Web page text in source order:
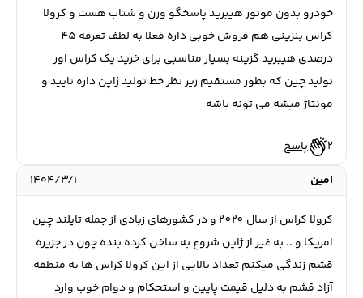
خودرو بدون موتور هيبريد پاسخگو وزن و شتاب هست و كرولا
كراس بنزيني هم فروش خوبي داره فعلا به لطف تعرفه ٤٥
درصدي هيبريد گزينه بسيار مناسبي براي خريد يك كراس اور
توليد چين كه بطور مستقيم زير نظر خط توليد ژاپن داره تاييد و
مونتاژ ميشه مي تونه باشه
2
پاسخ
امين
۱۴۰۴/۳/۱
كرولا كراس از سال ٢٠٢٠ و در كشورهاي زبادي از جمله تايلند چين
امريكا و .. به غير از ژاپن شروع به ساخن كرده بنده چون در جزيره
قشم زندگي ميكنم تعداد بالايي از اين كرولا كراس ها به منطقه
آزاد قشم به دليل قيمت پايين و استحكام و دوام خوب وارد